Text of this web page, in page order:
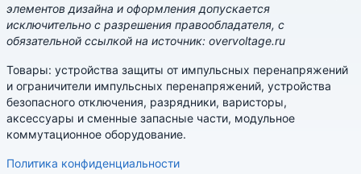
элементов дизайна и оформления допускается
исключительно с разрешения правообладателя, с
обязательной ссылкой на источник: overvoltage.ru
Товары: устройства защиты от импульсных перенапряжений
и ограничители импульсных перенапряжений, устройства
безопасного отключения, разрядники, варисторы,
аксессуары и сменные запасные части, модульное
коммутационное оборудование.
Политика конфиденциальности